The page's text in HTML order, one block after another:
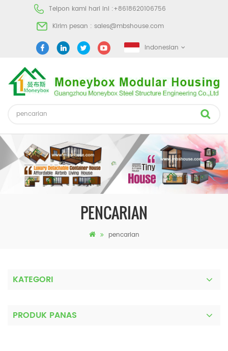
Telpon kami hari ini :+8618620106756
Kirim pesan : sales@mbshouse.com
Indonesian
PENCARIAN
pencarian
KATEGORI
PRODUK PANAS